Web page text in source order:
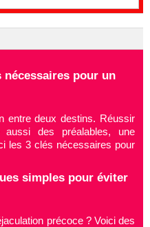
nécessaires pour un
entre deux destins. Réussir
des préalables, une
les 3 clés nécessaires pour
simples pour éviter
précoce ? Voici des